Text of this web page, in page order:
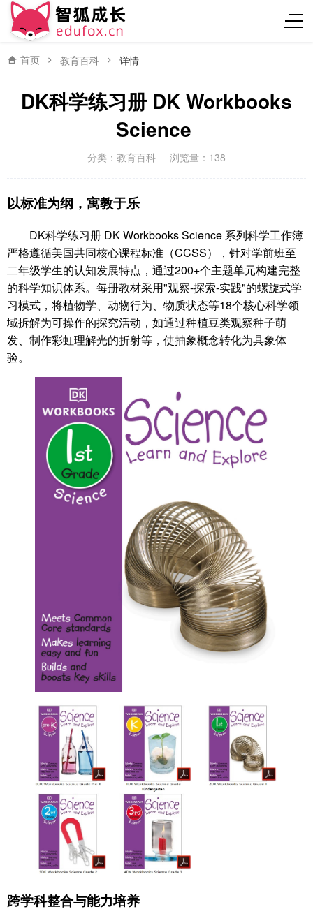
首页 教育百科 详情
DK科学练习册 DK Workbooks
Science
分类： 教育百科 浏览量：138
以标准为纲，寓教于乐
DK科学练习册 DK Workbooks Science 系列科学工作簿
严格遵循美国共同核心课程标准（CCSS），针对学前班至
二年级学生的认知发展特点，通过200+个主题单元构建完整
的科学知识体系。每册教材采用"观察-探索-实践"的螺旋式学
习模式，将植物学、动物行为、物质状态等18个核心科学领
域拆解为可操作的探究活动，如通过种植豆类观察种子萌
发、制作彩虹理解光的折射等，使抽象概念转化为具象体
验。
跨学科整合与能力培养